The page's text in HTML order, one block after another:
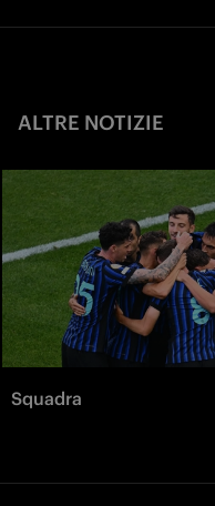
ALTRE NOTIZIE
Squadra